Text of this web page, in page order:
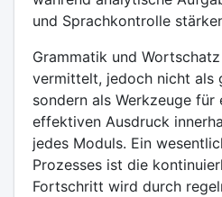
und Sprachkontrolle
Grammatik und
vermittelt, jedoch nicht als
sondern als Werkzeuge für
effektiven Ausdruck
jedes Moduls. Ein
Prozesses ist die
Fortschritt wird durch